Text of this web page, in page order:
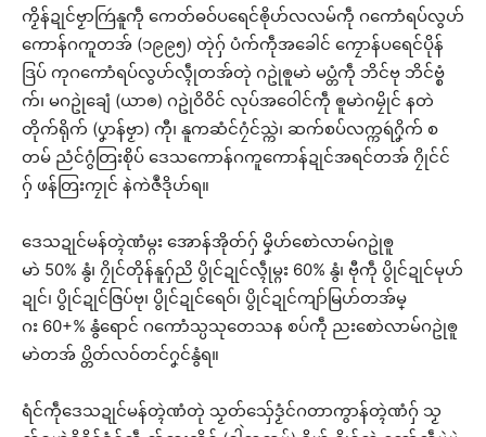
ကၟိန်ဍုင်ဗၟာကြဴနူကဵု ကေတ်ဓဝ်ပရေင်ၜိုဟ်လလမ်ကဵု ဂကောံရပ်လွဟ်
ကောန်ဂကူတအ် (၁၉၉၅) တုဲဂှ် ပံက်ကဵုအခေါင် ကၠောန်ပရေင်ပိုန်
ဒြပ် ကုဂကောံရပ်လွဟ်လ္ၚဵုတအ်တုဲ ဂဥုဲၜူမာဲ မပ္တံကဵု ဘိင်ဗု ဘိင်ဗ္စံ
က်၊ မဂဥုဲချေံ (ယာၜ) ဂဥုဲဝိဝိင် လုပ်အဝေါင်ကဵု ၜူမာဲဂမၠိုင် နတဲ
တိုက်ရိုက် (ပၞာန်ဗၟာ) ကီု၊ နူကဆံင်ဂၠံင်သ္ကဲ၊ ဆက်စပ်လက္ကရဴဂၞိက် စ
တမ် ညံင်ဂွံတြးစိုပ် ဒေသကောန်ဂကူကောန်ဍုင်အရင်တအ် ဂၠိုင်င်
ဂှ် ဖန်တြးကၠုင် နဲကဲဇဳဒိုဟ်ရ။
ဒေသဍုင်မန်တ္ၚဲဏံမ္ဂး အောန်အိုတ်ဂှ် မၞိဟ်စောဲလာမ်ဂဥုဲၜူ
မာဲ 50% နွံ၊ ဂၠိုင်တိုန်နူဂှ်ညိ ပွိုင်ဍုင်လ္ၚဵုမ္ဂး 60% နွံ၊ ဗီုကဵု ပွိုင်ဍုင်မုဟ်
ဍုင်၊ ပွိုင်ဍုင်ဇြပ်ဗု၊ ပွိုင်ဍုင်ရေဝ်၊ ပွိုင်ဍုင်ကျာ်မြဟ်တအ်မ္
ဂး 60+% နွံရောင် ဂကောံသ္ပသုတေသန စပ်ကဵု ညးစောဲလာမ်ဂဥုဲၜူ
မာဲတအ် ပ္တိတ်လဝ်တင်ဂၞင်နွံရ။
ရံင်ကဵုဒေသဍုင်မန်တ္ၚဲဏံတုဲ သၟတ်သှ်ေဒၟံင်ဂတာကွာန်တ္ၚဲဏံဂှ် သၟ